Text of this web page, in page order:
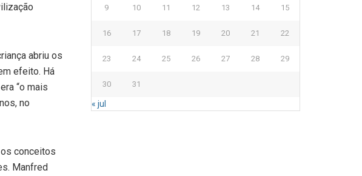
abriu os
efeito. Há
“o mais
no
conceitos
Manfred
9 10 11 12 13 14 15
16 17 18 19 20 21 22
23 24 25 26 27 28 29
30 31
« jul